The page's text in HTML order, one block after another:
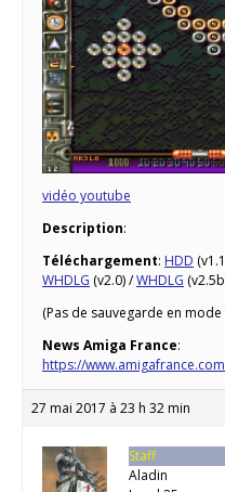
vidéo youtube
Description:
Téléchargement: HDD
WHDLG (v2.0) /WHDLG
(Pas de sauvegarde en mode
News Amiga France:
https://
27 mai 2017 à 23 h 32 min
Staff
Aladin